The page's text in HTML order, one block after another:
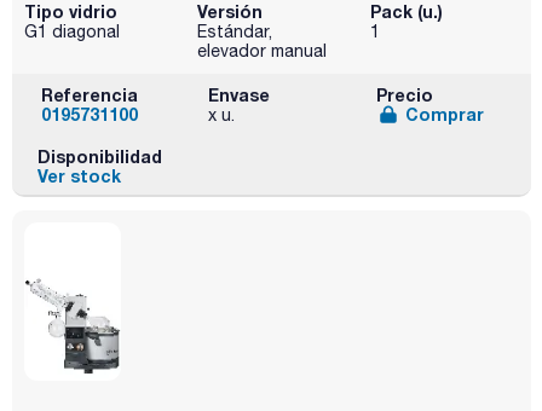
Tipo vidrio
G1 diagonal
Versión
Estándar,
elevador manual
Pack (u.)
1
Referencia
0195731100
Envase
x u.
Precio
Comprar
Disponibilidad
Ver stock